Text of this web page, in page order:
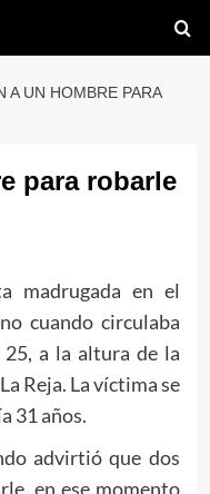
A UN HOMBRE PARA
para robarle
madrugada en el
cuando circulaba
a la altura de la
Reja. La víctima se
31 años.
advirtió que dos
en ese momento